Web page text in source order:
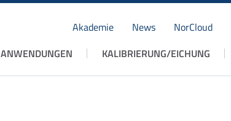
Akademie News NorCloud
ANWENDUNGEN KALIBRIERUNG/EICHUNG